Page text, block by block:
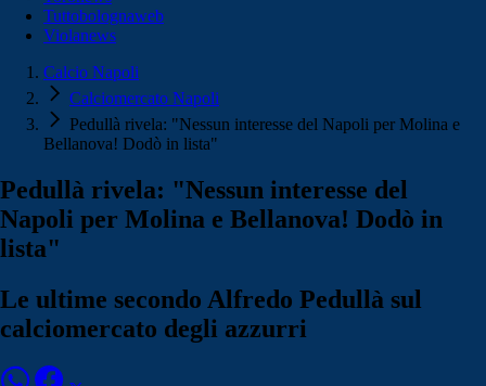
Tuttobolognaweb
Violanews
Calcio Napoli
Calciomercato Napoli
Pedullà rivela: "Nessun interesse del Napoli per Molina e
Bellanova! Dodò in lista"
Pedullà rivela: "Nessun interesse del
Napoli per Molina e Bellanova! Dodò in
lista"
Le ultime secondo Alfredo Pedullà sul
calciomercato degli azzurri